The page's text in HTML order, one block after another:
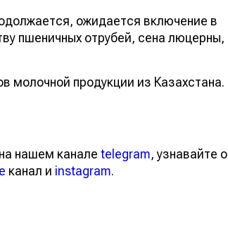
ожидается включение в
пшеничных отрубей, сена люцерны,
молочной продукции из Казахстана.
нашем канале telegram, узнавайте о
канал и instagram.